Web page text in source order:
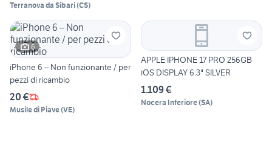
Terranova da Sibari(CS)
6
iPhone 6 – Non funzionante / per
pezzi di ricambio
20 €
Musile di Piave(VE)
APPLE IPHONE 17 PRO 256GB
iOS DISPLAY 6.3" SILVER
1.109 €
Nocera Inferiore(SA)